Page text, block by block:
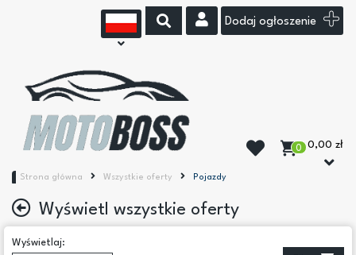
Dodaj ogłoszenie
0 0,00 zł
Strona główna Wszystkie oferty Pojazdy
Wyświetl wszystkie oferty
Podkategorie
Wyświetlaj: